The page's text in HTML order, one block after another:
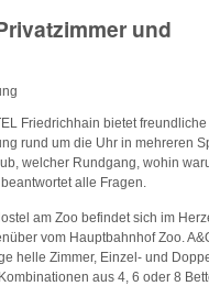
und
Friedrichhain bietet freundliche
rund um die Uhr in mehreren
welcher Rundgang, wohin
alle Fragen.
am Zoo befindet sich im
vom Hauptbahnhof Zoo.
helle Zimmer, Einzel- und
aus 4, 6 oder 8